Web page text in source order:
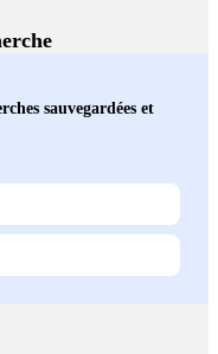
sauvegardées et